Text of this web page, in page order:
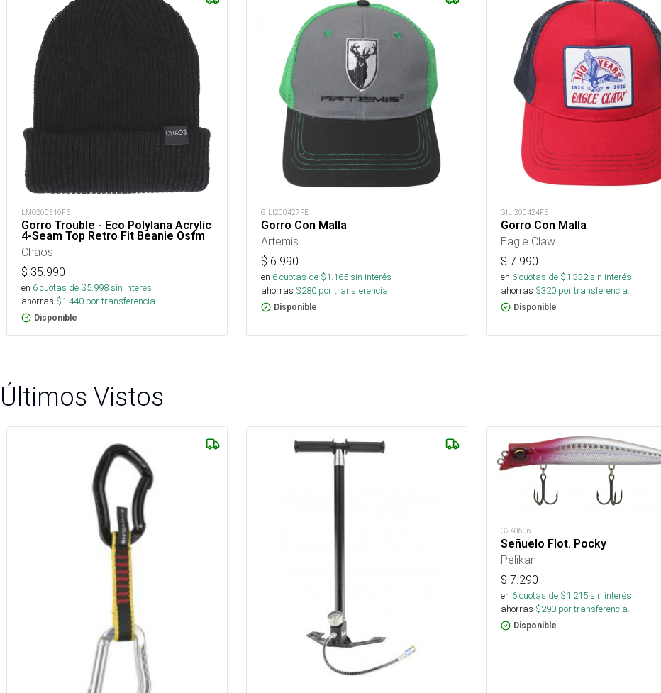
LMO260516FE
Gorro Trouble - Eco Polylana Acrylic
4-Seam Top Retro Fit Beanie Osfm
Chaos
$ 35.990
en 6cuotas de $5.998sin interés
ahorras $1.440 por transferencia.
Disponible
GILI200427FE
Gorro Con Malla
Artemis
$ 6.990
en 6cuotas de $1.165sin interés
ahorras $280 por transferencia.
Disponible
GILI200424FE
Gorro Con Malla
Eagle Claw
$ 7.990
en 6cuotas de $1.332sin interés
ahorras $320 por transferencia.
Disponible
Últimos Vistos
G240606
Señuelo Flot. Pocky
Pelikan
$ 7.290
en 6cuotas de $1.215sin interés
ahorras $290 por transferencia.
Disponible